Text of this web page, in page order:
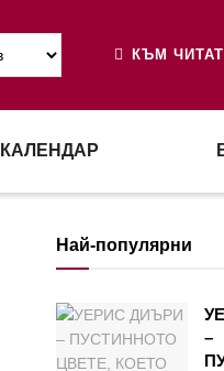
КЪМ
КАЛЕНДАР
Най-популярни
–